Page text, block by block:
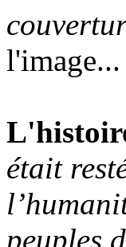
l'image...
était
peuples